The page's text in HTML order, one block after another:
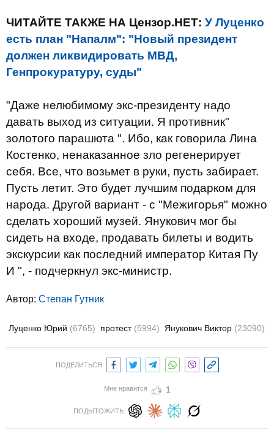
ЧИТАЙТЕ ТАКЖЕ НА Цензор.НЕТ: У Луценко
есть план "Напалм": "Новый президент
должен ликвидировать МВД,
Генпрокуратуру, суды"
"Даже нелюбимому экс-президенту надо
давать выход из ситуации. Я противник"
золотого парашюта ". Ибо, как говорила Лина
Костенко, ненаказанное зло регенерирует
себя. Все, что возьмет в руки, пусть забирает.
Пусть летит. Это будет лучшим подарком для
народа. Другой вариант - с "Межигорья" можно
сделать хороший музей. Янукович мог бы
сидеть на входе, продавать билеты и водить
экскурсии как последний император Китая Пу
И ", - подчеркнул экс-министр.
Автор: Степан Гутник
Луценко Юрий (6765) протест (5994) Янукович Виктор (23090)
ПОДЕЛИТЬСЯ:
Мне нравится 1
ПОДЫТОЖИТЬ: